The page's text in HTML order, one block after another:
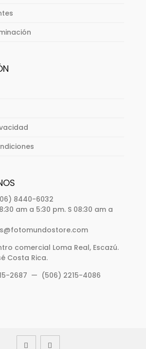
8440-6032
am a 5:30 pm. S 08:30 am a
comercial Loma Real, Escazú.
Costa Rica.
2687 — (506) 2215-4086